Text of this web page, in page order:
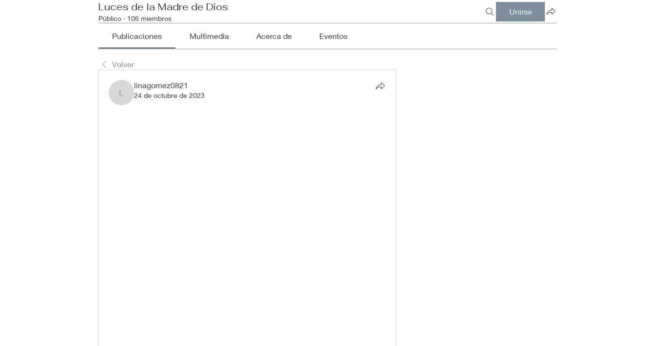
Luces de la Madre de Dios
Público · 106 miembros
Unirse
Publicaciones Multimedia Acerca de Eventos
Volver
linagomez0821
linagomez0821
24 de octubre de 2023